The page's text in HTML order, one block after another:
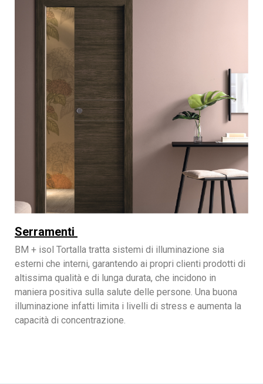
Serramenti
BM + isol Tortalla tratta sistemi di illuminazione sia
esterni che interni, garantendo ai propri clienti prodotti di
altissima qualità e di lunga durata, che incidono in
maniera positiva sulla salute delle persone. Una buona
illuminazione infatti limita i livelli di stress e aumenta la
capacità di concentrazione.